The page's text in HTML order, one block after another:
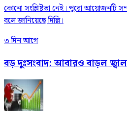
কোনো সংশ্লিষ্টতা নেই। পুরো আয়োজনটি
বলে জানিয়েছে দিল্লি।
৩ দিন আগে
বড় দুঃসংবাদ: আবারও বাড়ল